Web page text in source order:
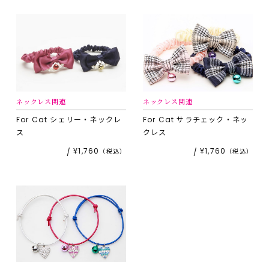
For Cat シェリー・ネックレ
ス
¥1,760
ネックレス関連
For Catサラチェック・ネッ
クレス
¥1,760
ネックレス関連